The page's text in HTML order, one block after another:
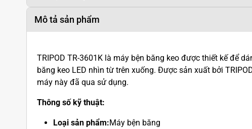
Mô tả sản phẩm
TRIPOD TR-3601K là máy bện băng keo được thiết kế để
băng keo LED nhìn từ trên xuống. Được sản xuất bởi TRIPOD
máy này đã qua sử dụng.
Thông số kỹ thuật:
Loại sản phẩm:Máy bện băng